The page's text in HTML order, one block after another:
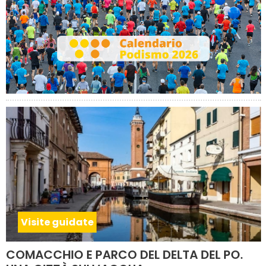
Visite guidate
COMACCHIO E PARCO DEL DELTA DEL PO.